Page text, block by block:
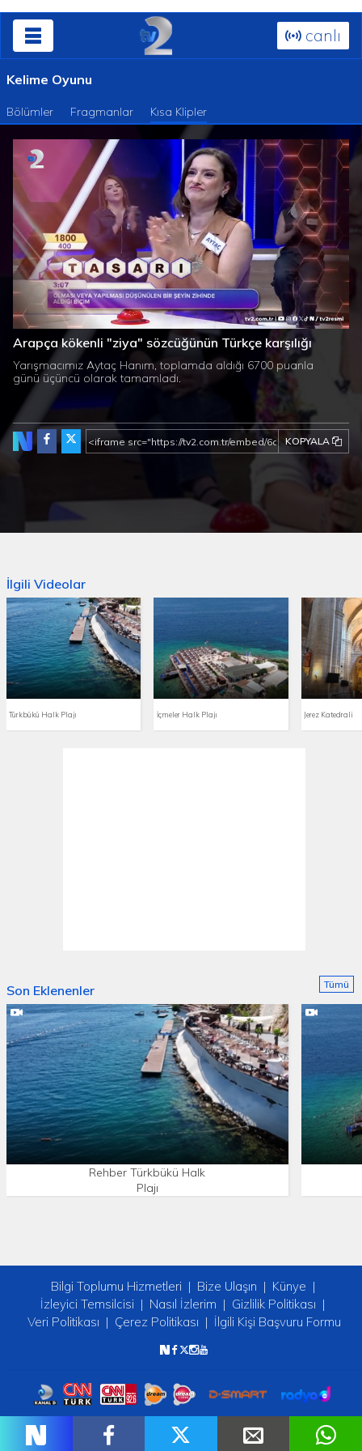
canlı
Kelime Oyunu
Bölümler Fragmanlar Kısa Klipler
Süre / Toplam
Süre
Yüklendi:
Yükleniyor:
Arapça kökenli "ziya" sözcüğünün Türkçe karşılığı
Yarışmacımız Aytaç Hanım, toplamda aldığı 6700 puanla
günü üçüncü olarak tamamladı.
KOPYALA
İlgili Videolar
Türkbükü Halk Plajı İçmeler Halk Plajı Jerez Katedrali
Son Eklenenler
Rehber Türkbükü Halk
Plajı
Tümü
Bilgi Toplumu Hizmetleri Bize Ulaşın
Künye
İzleyici Temsilcisi
Nasıl İzlerim
Gizlilik Politikası
Veri Politikası
Çerez Politikası İlgili Kişi Başvuru Formu